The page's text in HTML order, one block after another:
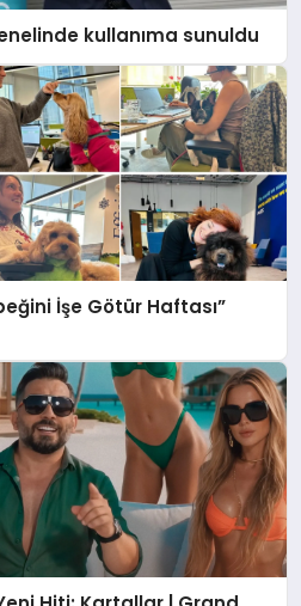
kullanıma sunuldu
İşe Götür Haftası”